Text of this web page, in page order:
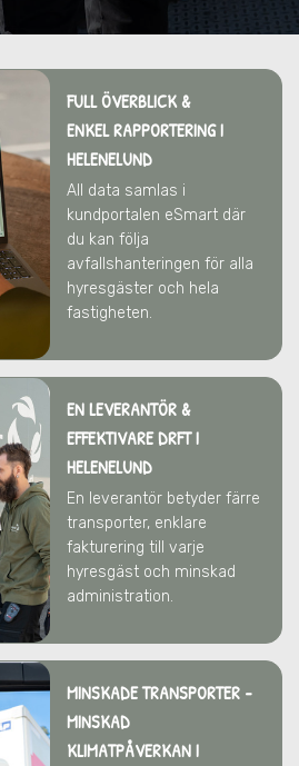
FULL ÖVERBLICK &
ENKEL RAPPORTERING I
HELENELUND
All data samlas i
kundportalen eSmart där
du kan följa
avfallshanteringen för alla
hyresgäster och hela
fastigheten.
EN LEVERANTÖR &
EFFEKTIVARE DRFTI
HELENELUND
En leverantör betyder färre
transporter, enklare
fakturering till varje
hyresgäst och minskad
administration.
MINSKADE TRANSPORTER -
MINSKAD
KLIMATPÅVERKANI